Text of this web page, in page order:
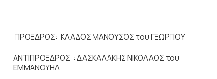
ΠΡΟΕΔΡΟΣ: ΚΛΑΔΟΣ ΜΑΝΟΥΣΟΣ του ΓΕΩΡΓΙΟΥ
AΝΤΙΠΡΟΕΔΡΟΣ : ΔΑΣΚΑΛΑΚΗΣ ΝΙΚΟΛΑΟΣ του
ΕΜΜΑΝΟΥΗΛ